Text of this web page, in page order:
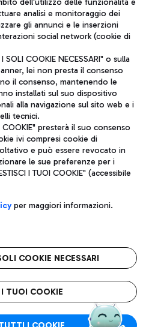
raggiungere l'aeroporto
pensieri con il servizio di taxi a
pausa gustosa in aeroporto
ITA
soggetta a direzione e
di Roma 13032990155 P.
int. vers.
1 - 00054 Fiumicino (RM)
Note legali
FCO
stellato
dell'utilizzo delle funzionalità e
analisi e monitoraggio dei
gli annunci e le inserzioni
social network (cookie di
COOKIE NECESSARI" o sulla
lei non presta il consenso
il consenso, mantenendo le
installati sul suo dispositivo
alla navigazione sul sito web e i
tecnici.
COOKIE" presterà il suo consenso
ivi compresi cookie di
e può essere revocato in
le sue preferenze per i
I TUOI COOKIE" (accessibile
per maggiori informazioni.
COOKIE NECESSARI
TUOI COOKIE